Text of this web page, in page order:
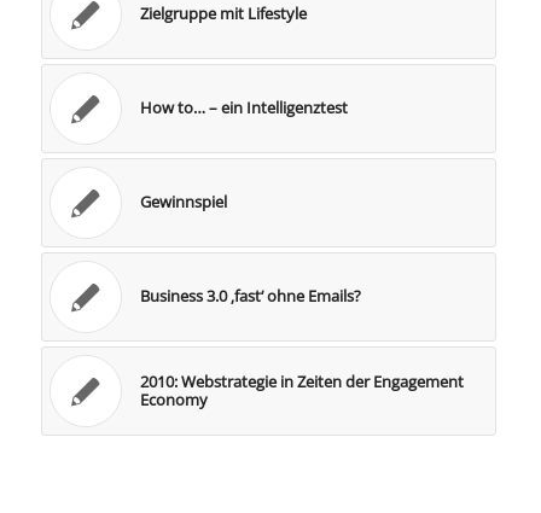
Zielgruppe mit Lifestyle
How to… – ein Intelligenztest
Gewinnspiel
Business 3.0 ‚fast‘ ohne Emails?
2010: Webstrategie in Zeiten der Engagement
Economy